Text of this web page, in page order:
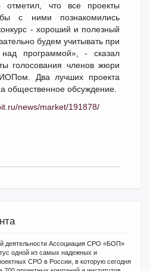
отметил, что все проекты
с ними познакомились
- хороший и полезный
будем учитывать при
программой», - сказал
голосования членов жюри
Два лучших проекта
общественное обсуждение.
news/market/191878/
деятельности Ассоциация СРО «БОП»
одной из самых надежных и
СРО в России, в которую сегодня